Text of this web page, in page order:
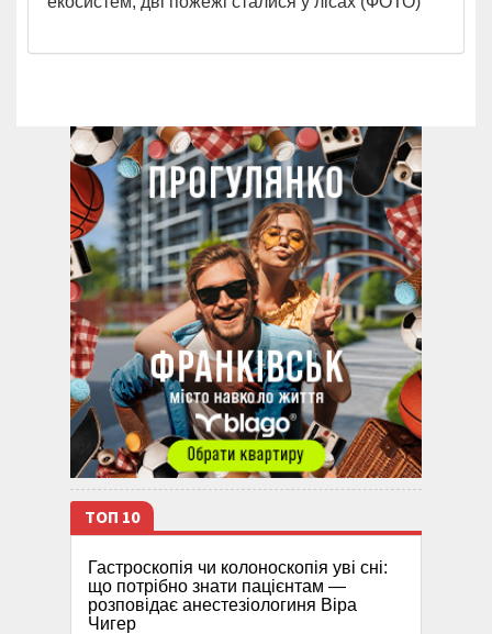
ТОП 10
Гастроскопія чи колоноскопія уві сні:
що потрібно знати пацієнтам —
розповідає анестезіологиня Віра
Чигер